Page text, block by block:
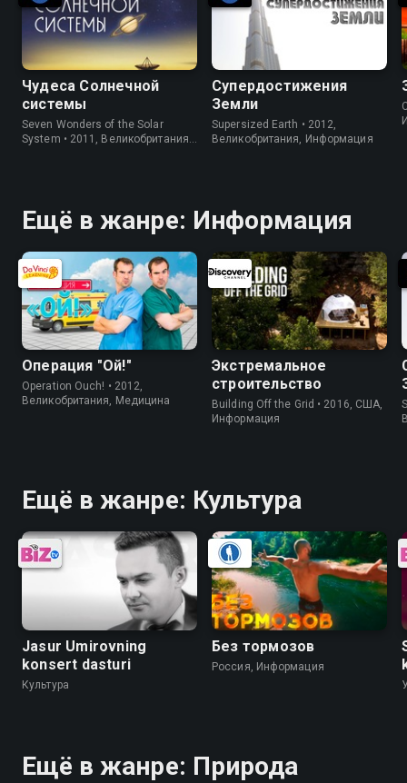
Чудеса Солнечной
системы
Seven Wonders of the Solar
System • 2011, Великобритания,
Супердостижения
Земли
Supersized Earth • 2012,
Великобритания, Информация
Ещё в жанре: Информация
Операция "Ой!"
Operation Ouch! • 2012,
Великобритания, Медицина
Экстремальное
строительство
Building Off the Grid • 2016, США,
Информация
Ещё в жанре: Культура
Jasur Umirovning
konsert dasturi
Культура
Без тормозов
Россия, Информация
Ещё в жанре: Природа